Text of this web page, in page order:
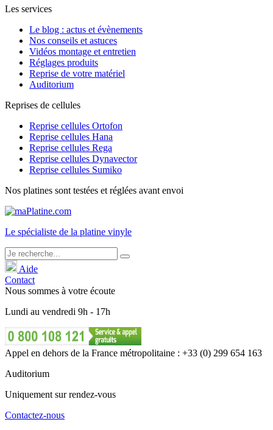
Les services
Le blog : actus et évènements
Nos conseils et astuces
Vidéos montage et entretien
Réglages produits
Reprise de votre matériel
Auditorium
Reprises de cellules
Reprise cellules Ortofon
Reprise cellules Hana
Reprise cellules Rega
Reprise cellules Dynavector
Reprise cellules Sumiko
Nos platines sont testées et réglées avant envoi
Le spécialiste de la platine vinyle
Aide
Contact
Nous sommes à votre écoute
Lundi au vendredi 9h - 17h
Appel en dehors de la France métropolitaine : +33 (0) 299 654 163
Auditorium
Uniquement sur rendez-vous
Contactez-nous